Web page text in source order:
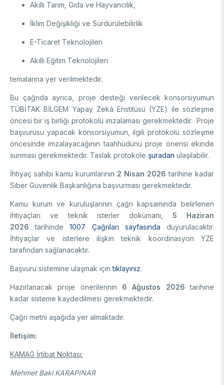
Akıllı Tarım, Gıda ve Hayvancılık,
İklim Değişikliği ve Sürdürülebilirlik
E-Ticaret Teknolojileri
Akıllı Eğitim Teknolojileri
temalarına yer verilmektedir.
Bu çağrıda ayrıca, proje desteği verilecek konsorsiyumun
TÜBİTAK BİLGEM Yapay Zekâ Enstitüsü (YZE) ile sözleşme
öncesi bir iş birliği protokolü imzalaması gerekmektedir. Proje
başvurusu yapacak konsorsiyumun, ilgili protokolü sözleşme
öncesinde imzalayacağının taahhüdünü proje önerisi ekinde
sunması gerekmektedir. Taslak protokole şuradan ulaşılabilir.
İhtiyaç sahibi kamu kurumlarının 2 Nisan 2026 tarihine kadar
Siber Güvenlik Başkanlığına başvurması gerekmektedir.
Kamu kurum ve kuruluşlarının çağrı kapsamında belirlenen
ihtiyaçları ve teknik isterler dokümanı,5 Haziran
2026tarihinde1007 Çağrıları sayfasında duyurulacaktır.
İhtiyaçlar ve isterlere ilişkin teknik koordinasyon YZE
tarafından sağlanacaktır.
Başvuru sistemine ulaşmak içintıklayınız.
Hazırlanacak proje önerilerinin 6 Ağustos 2026 tarihine
kadar sisteme kaydedilmesi gerekmektedir.
Çağrı metni aşağıda yer almaktadır.
İletişim:
KAMAG İrtibat Noktası:
Mehmet Baki KARAPINAR